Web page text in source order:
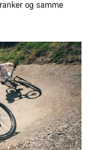
og samme